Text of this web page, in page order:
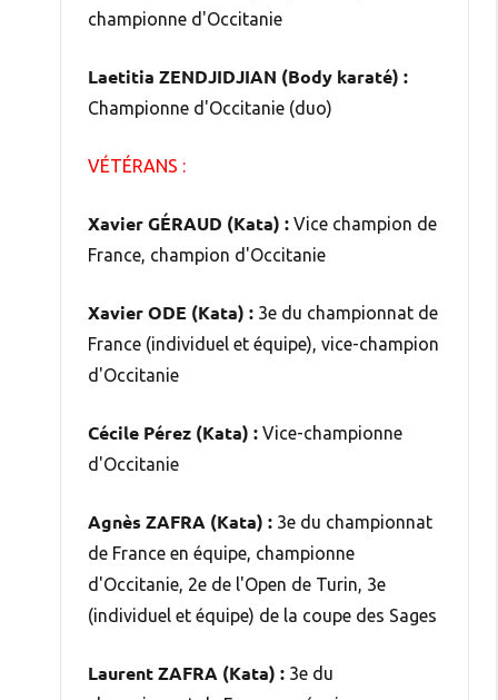
championne d'Occitanie
Laetitia ZENDJIDJIAN (Body karaté) :
Championne d'Occitanie (duo)
VÉTÉRANS :
Xavier GÉRAUD (Kata) : Vice champion de
France, champion d'Occitanie
Xavier ODE (Kata) : 3e du championnat de
France (individuel et équipe), vice-champion
d'Occitanie
Cécile Pérez (Kata) : Vice-championne
d'Occitanie
Agnès ZAFRA (Kata) : 3e du championnat
de France en équipe, championne
d'Occitanie, 2e de l'Open de Turin, 3e
(individuel et équipe) de la coupe des Sages
Laurent ZAFRA (Kata) : 3e du